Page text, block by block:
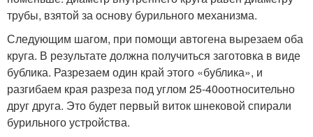
трубы, взятой за основу бурильного механизма.
Следующим шагом, при помощи автогена вырезаем оба
круга. В результате должна получиться заготовка в виде
бублика. Разрезаем один край этого «бублика», и
разгибаем края разреза под углом 25-40оотносительно
друг друга. Это будет первый виток шнековой спирали
бурильного устройства.